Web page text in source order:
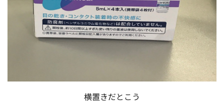
ログイン
横置きだとこ う